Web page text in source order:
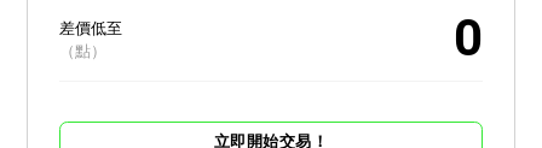
差價低至
（點）
0
立即開始交易！